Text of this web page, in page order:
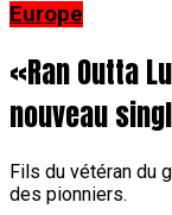
Europe
«Ran Outta
nouveau
Fils du vétéran du
des pionniers.